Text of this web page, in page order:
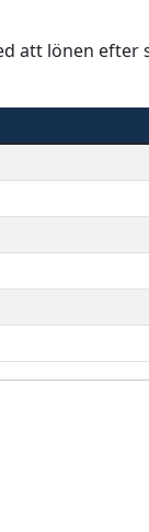
att lönen efter